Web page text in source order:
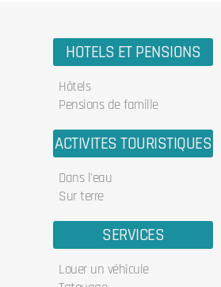
HOTELS ET PENSIONS
Hôtels
Pensions de famille
ACTIVITES TOURISTIQUES
Dans l'eau
Sur terre
SERVICES
Louer un véhicule